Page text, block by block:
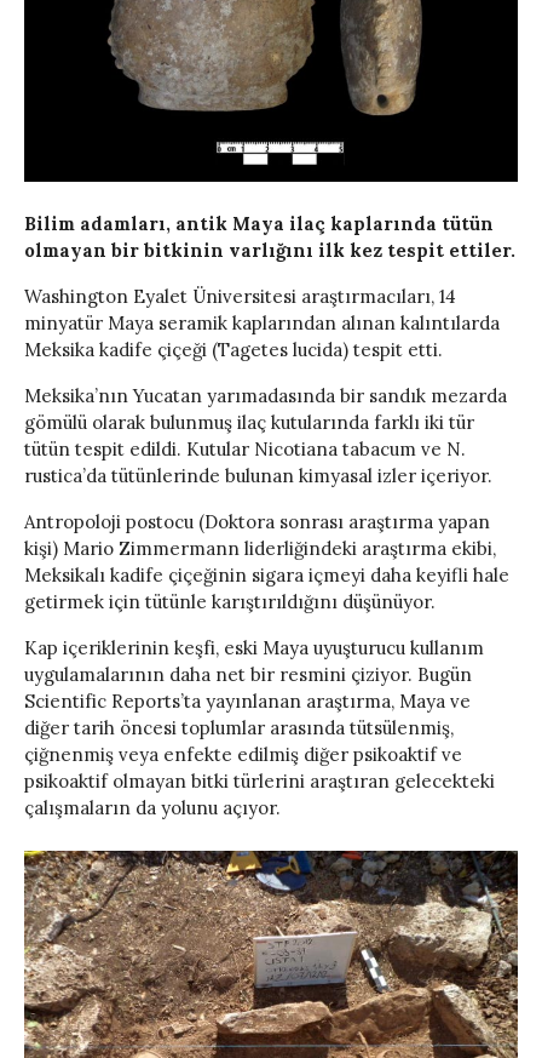
Bilim adamları, antik Maya ilaç kaplarında tütün
olmayan bir bitkinin varlığını ilk kez tespit ettiler.
Washington Eyalet Üniversitesi araştırmacıları, 14
minyatür Maya seramik kaplarından alınan kalıntılarda
Meksika kadife çiçeği (Tagetes lucida) tespit etti.
Meksika’nın Yucatan yarımadasında bir sandık mezarda
gömülü olarak bulunmuş ilaç kutularında farklı iki tür
tütün tespit edildi. Kutular Nicotiana tabacum ve N.
rustica’da tütünlerinde bulunan kimyasal izler içeriyor.
Antropoloji postocu (Doktora sonrası araştırma yapan
kişi) Mario Zimmermann liderliğindeki araştırma ekibi,
Meksikalı kadife çiçeğinin sigara içmeyi daha keyifli hale
getirmek için tütünle karıştırıldığını düşünüyor.
Kap içeriklerinin keşfi, eski Maya uyuşturucu kullanım
uygulamalarının daha net bir resmini çiziyor. Bugün
Scientific Reports’ta yayınlanan araştırma, Maya ve
diğer tarih öncesi toplumlar arasında tütsülenmiş,
çiğnenmiş veya enfekte edilmiş diğer psikoaktif ve
psikoaktif olmayan bitki türlerini araştıran gelecekteki
çalışmaların da yolunu açıyor.